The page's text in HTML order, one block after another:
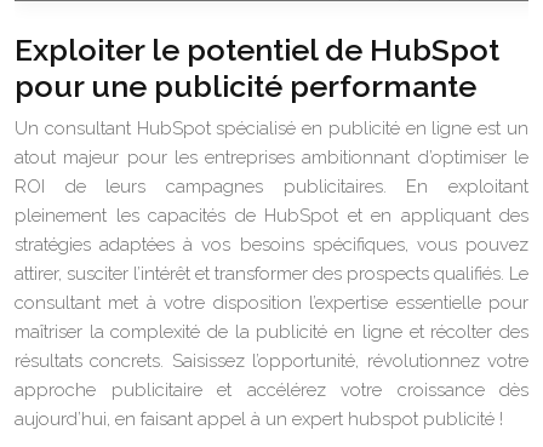
Exploiter le potentiel de HubSpot
pour une publicité performante
Un consultant HubSpot spécialisé en publicité en ligne est un
atout majeur pour les entreprises ambitionnant d’optimiser le
ROI de leurs campagnes publicitaires. En exploitant
pleinement les capacités de HubSpot et en appliquant des
stratégies adaptées à vos besoins spécifiques, vous pouvez
attirer, susciter l’intérêt et transformer des prospects qualifiés. Le
consultant met à votre disposition l’expertise essentielle pour
maîtriser la complexité de la publicité en ligne et récolter des
résultats concrets. Saisissez l’opportunité, révolutionnez votre
approche publicitaire et accélérez votre croissance dès
aujourd’hui, en faisant appel à un expert hubspot publicité !